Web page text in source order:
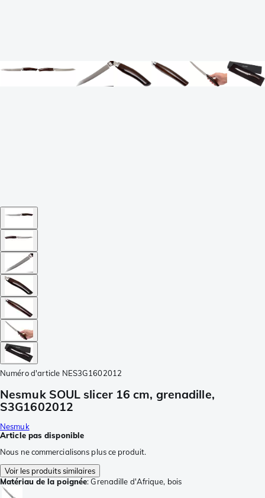
Numéro d'article NES3G1602012
Nesmuk SOUL slicer 16 cm, grenadille,
S3G1602012
Nesmuk
Article pas disponible
Nous ne commercialisons plus ce produit.
Voir les produits similaires
Matériau de la poignée:Grenadille d'Afrique, bois